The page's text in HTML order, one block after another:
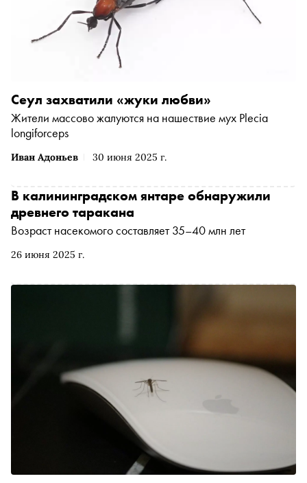
Иван Адоньев 30 июня 2025 г.
Сеул захватили «жуки любви»
Жители массово жалуются на нашествие мух Plecia
longiforceps
26 июня 2025 г.
В калининградском янтаре обнаружили
древнего таракана
Возраст насекомого составляет 35–40 млн лет